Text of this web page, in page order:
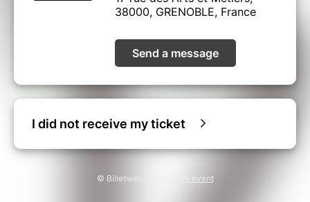
38000, GRENOBLE, France
Send a message
I did not receive my ticket
© Billetweb | Create my event